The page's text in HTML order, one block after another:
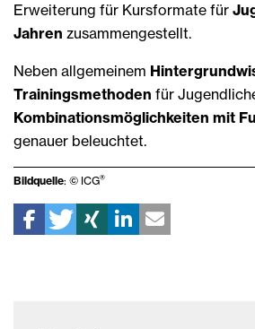
Erweiterung für Kursformate für
Jahren zusammengestellt.
Neben allgemeinem
Trainingsmethoden für
Kombinationsmöglichkeiten mit
genauer beleuchtet.
Bildquelle: © ICG®